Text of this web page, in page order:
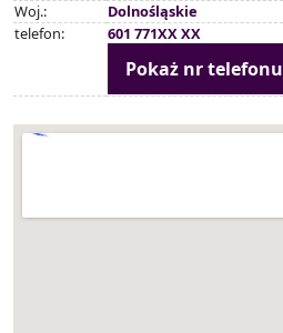
Woj.:
Dolnośląskie
telefon:
601 771XX XX
Pokaż nr telefonu